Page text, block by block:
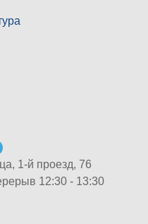
1-й проезд, 76
12:30 - 13:30